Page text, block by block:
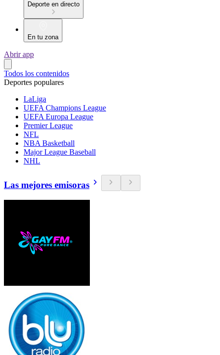
Deporte en directo
En tu zona
Abrir app
Todos los contenidos
Deportes populares
LaLiga
UEFA Champions League
UEFA Europa League
Premier League
NFL
NBA Basketball
Major League Baseball
NHL
Las mejores emisoras